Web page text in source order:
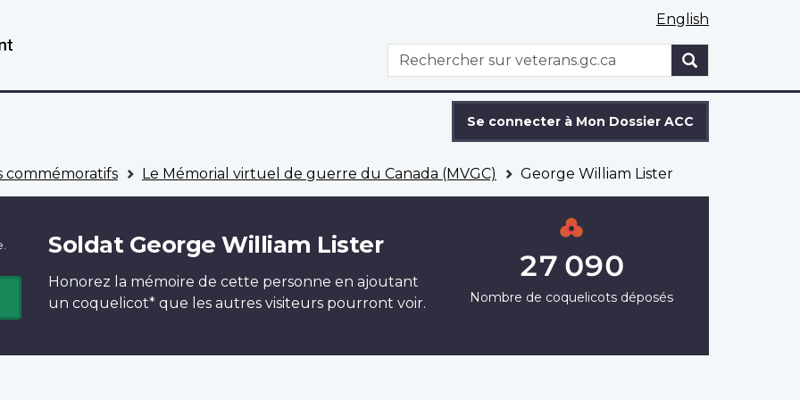
English
WxT
Search
Rechercher
Se connecter à Mon Dossier ACC
commémoratifs Le Mémorial virtuel de guerre du Canada (MVGC) George William Lister
Soldat George William Lister
Honorez la mémoire de cette personne en ajoutant
un coquelicot* que les autres visiteurs pourront voir.
27 090
Nombre de coquelicots déposés